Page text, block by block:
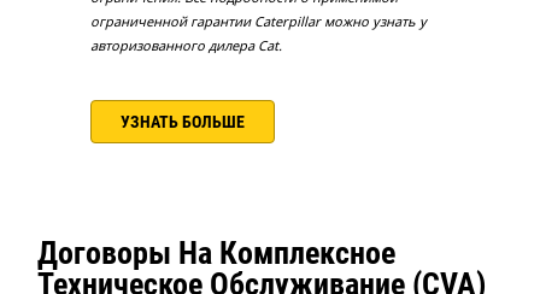
ограниченной гарантии Caterpillar можно узнать у
авторизованного дилера Cat.
УЗНАТЬ БОЛЬШЕ
Договоры На Комплексное
Техническое Обслуживание (CVA)